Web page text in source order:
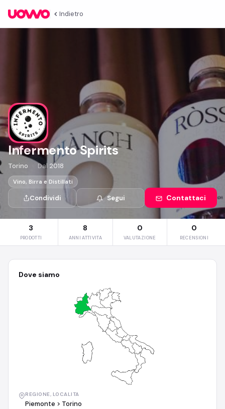
Indietro
Infermento Spirits
Torino Dal 2018
Vino, Birra e Distillati
Condividi Segui Contattaci
3
PRODOTTI
8
ANNI ATTIVITA
0
VALUTAZIONE
0
RECENSIONI
Dove siamo
REGIONE, LOCALITA
Piemonte > Torino